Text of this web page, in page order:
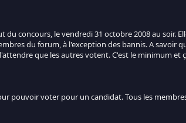
concours, le vendredi 31 octobre 2008 au soir.
du forum, à l'exception des bannis. A savoir
que les autres votent. C'est le minimum et
pouvoir voter pour un candidat. Tous les